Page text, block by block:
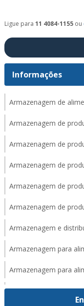
Ligue para 11 4084-1155 ou
Informações
Armazenagem de
Armazenagem de
Armazenagem de
Armazenagem de
Armazenagem de
Armazenagem de
Armazenagem e
Armazenagem para
Armazenagem para
Armazenagem para